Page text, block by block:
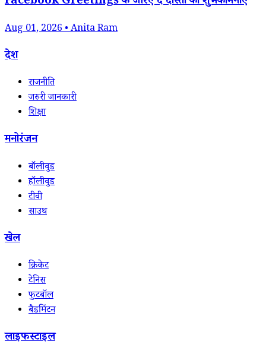
Aug 01, 2026 • Anita Ram
देश
राजनीति
जरुरी जानकारी
शिक्षा
मनोरंजन
बॉलीवुड
हॉलीवुड
टीवी
साउथ
खेल
क्रिकेट
टेनिस
फुटबॉल
बैडमिंटन
लाइफस्टाइल